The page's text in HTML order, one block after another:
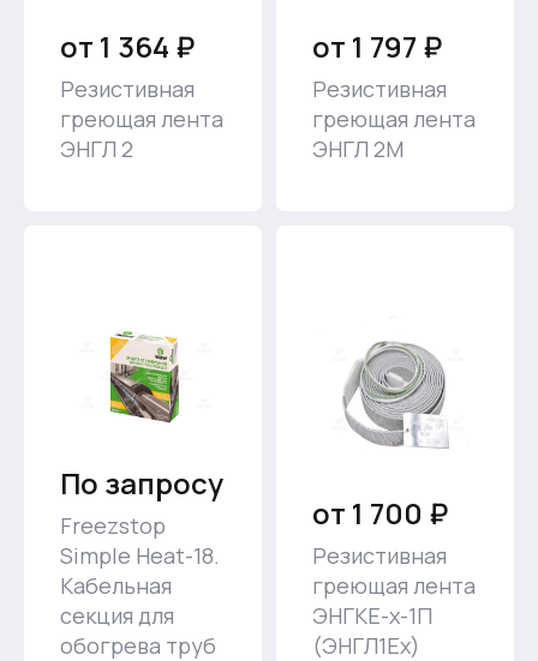
от 1 364 ₽
Резистивная
греющая лента
ЭНГЛ 2
от 1 797 ₽
Резистивная
греющая лента
ЭНГЛ 2М
По запросу
Freezstop
Simple Heat-18.
Кабельная
секция для
обогрева труб
от 1 700 ₽
Резистивная
греющая лента
ЭНГКЕ-х-1П
(ЭНГЛ1Ех)